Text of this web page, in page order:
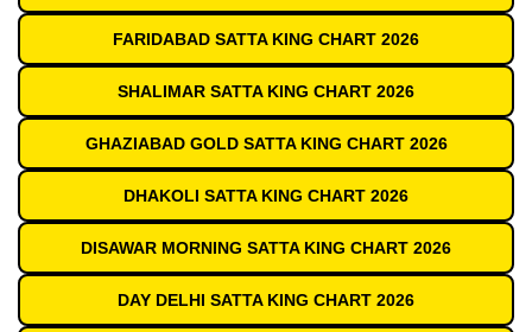
FARIDABAD SATTA KING CHART 2026
SHALIMAR SATTA KING CHART 2026
GHAZIABAD GOLD SATTA KING CHART 2026
DHAKOLI SATTA KING CHART 2026
DISAWAR MORNING SATTA KING CHART 2026
DAY DELHI SATTA KING CHART 2026